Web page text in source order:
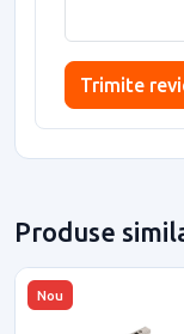
Trimite
Produse
Nou